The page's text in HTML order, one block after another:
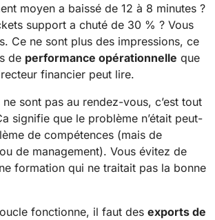
moyen a baissé de 12 à 8 minutes ?
support a chuté de 30 % ? Vous
Ce ne sont plus des impressions, ce
de performance opérationnelle que
financier peut lire.
sont pas au rendez-vous, c’est tout
signifie que le problème n’était peut-
de compétences (mais de
de management). Vous évitez de
formation qui ne traitait pas la bonne
fonctionne, il faut des exports de